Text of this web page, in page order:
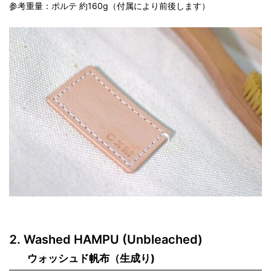
参考重量：ポルテ 約160g（付属により前後します）
Washed HAMPU (Unbleached)
ウォッシュド帆布（生成り)